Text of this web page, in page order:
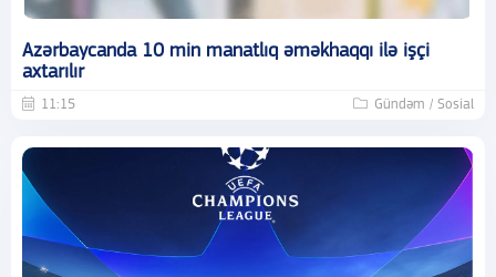
Azərbaycanda 10 min manatlıq əməkhaqqı ilə işçi
axtarılır
11:15 Gündəm / Sosial